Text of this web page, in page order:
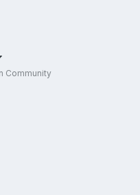
Community